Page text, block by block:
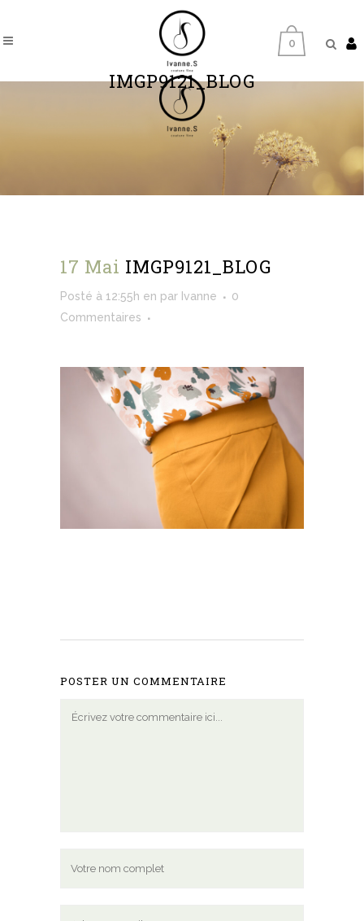
0
IMGP9121_BLOG
17 Mai IMGP9121_BLOG
Posté à 12:55h en par Ivanne
0
Commentaires
POSTER UN COMMENTAIRE